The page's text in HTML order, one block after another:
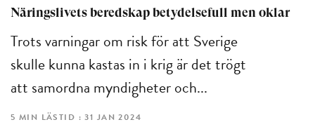
Näringslivets beredskap betydelsefull men oklar
Trots varningar om risk för att Sverige
skulle kunna kastas in i krig är det trögt
att samordna myndigheter och...
5 MIN LÄSTID : 31 JAN 2024